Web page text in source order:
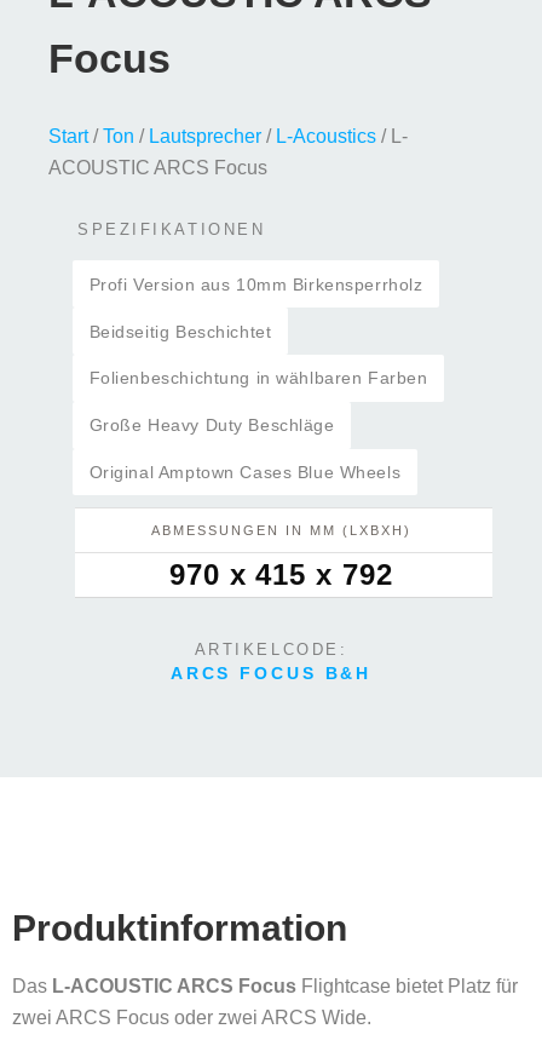
Focus
Start/Ton / Lautsprecher / L-Acoustics / L-
ACOUSTIC ARCS Focus
SPEZIFIKATIONEN
Profi Version aus 10mm Birkensperrholz
Beidseitig Beschichtet
Folienbeschichtung in wählbaren Farben
Große Heavy Duty Beschläge
Original Amptown Cases Blue Wheels
ABMESSUNGEN IN MM (LXBXH)
970 x 415 x 792
ARTIKELCODE:
ARCS FOCUS B&H
Produktinformation
Das L-ACOUSTIC ARCS Focus Flightcase bietet Platz für
zwei ARCS Focus oder zwei ARCS Wide.